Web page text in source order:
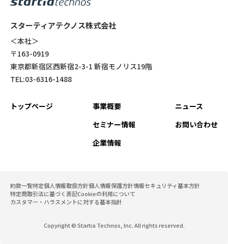
スターティアテクノス株式会社
＜本社＞
〒163-0919
東京都新宿区西新宿2-3-1 新宿モノリス19階
TEL:03-6316-1488
トップページ
事業概要
セミナー情報
企業情報
ニュース
お問い合わせ
約款一覧特定個人情報取扱方針個人情報保護方針情報セキュリティ基本方針
特定商取引法に基づく表記Cookieの利用について
カスタマー・ハラスメントに対する基本指針
Copyright © Startia Technos, Inc. All rights reserved.